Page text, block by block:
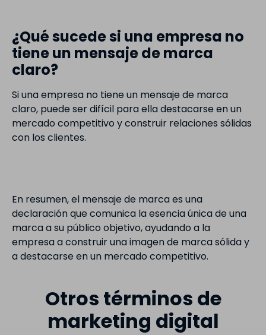
¿Qué sucede si una empresa no
tiene un mensaje de marca
claro?
Si una empresa no tiene un mensaje de marca
claro, puede ser difícil para ella destacarse en un
mercado competitivo y construir relaciones sólidas
con los clientes.
En resumen, el mensaje de marca es una
declaración que comunica la esencia única de una
marca a su público objetivo, ayudando a la
empresa a construir una imagen de marca sólida y
a destacarse en un mercado competitivo.
Otros términos de
marketing digital